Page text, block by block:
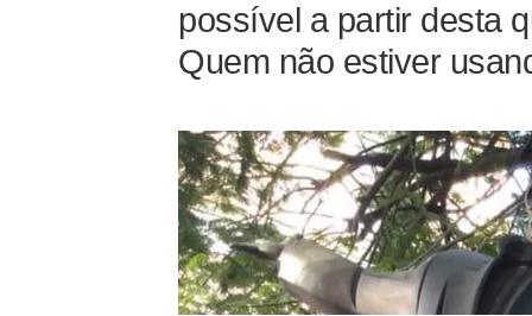
possível a partir desta
Quem não estiver